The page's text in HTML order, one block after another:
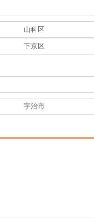
山科区
下京区
宇治市